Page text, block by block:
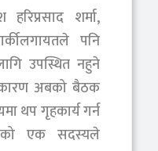
हरिप्रसाद शर्मा,
पनि
उपस्थित नहुने
अबको बैठक
थप गृहकार्य गर्न
एक सदस्यले